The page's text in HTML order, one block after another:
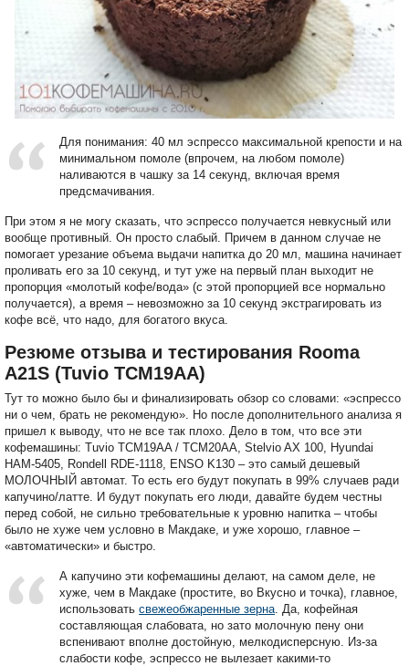
Для понимания: 40 мл эспрессо максимальной крепости и на
минимальном помоле (впрочем, на любом помоле)
наливаются в чашку за 14 секунд, включая время
предсмачивания.
При этом я не могу сказать, что эспрессо получается невкусный или
вообще противный. Он просто слабый. Причем в данном случае не
помогает урезание объема выдачи напитка до 20 мл, машина начинает
проливать его за 10 секунд, и тут уже на первый план выходит не
пропорция «молотый кофе/вода» (с этой пропорцией все нормально
получается), а время – невозможно за 10 секунд экстрагировать из
кофе всё, что надо, для богатого вкуса.
Резюме отзыва и тестирования Rooma
A21S (Tuvio TCM19AA)
Тут то можно было бы и финализировать обзор со словами: «эспрессо
ни о чем, брать не рекомендую». Но после дополнительного анализа я
пришел к выводу, что не все так плохо. Дело в том, что все эти
кофемашины: Tuvio TCM19AA / TCM20AA, Stelvio AX 100, Hyundai
HAM-5405, Rondell RDE-1118, ENSO K130 – это самый дешевый
МОЛОЧНЫЙ автомат. То есть его будут покупать в 99% случаев ради
капучино/латте. И будут покупать его люди, давайте будем честны
перед собой, не сильно требовательные к уровню напитка – чтобы
было не хуже чем условно в Макдаке, и уже хорошо, главное –
«автоматически» и быстро.
А капучино эти кофемашины делают, на самом деле, не
хуже, чем в Макдаке (простите, во Вкусно и точка), главное,
использовать свежеобжаренные зерна . Да, кофейная
составляющая слабовата, но зато молочную пену они
вспенивают вполне достойную, мелкодисперсную. Из-за
слабости кофе, эспрессо не вылезает какими-то